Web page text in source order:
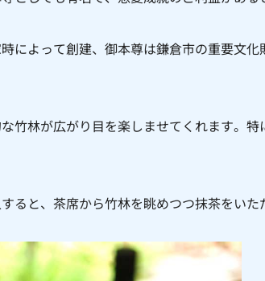
によって創建、御本尊は鎌倉市の重要文
竹林が広がり目を楽しませてくれます。特
ると、茶席から竹林を眺めつつ抹茶をいた